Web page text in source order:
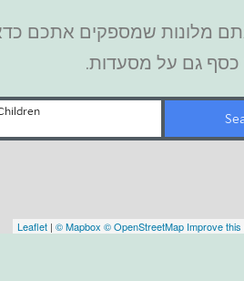
מלונות שמספקים אתכם כדאי
כסף גם על מסעדות.